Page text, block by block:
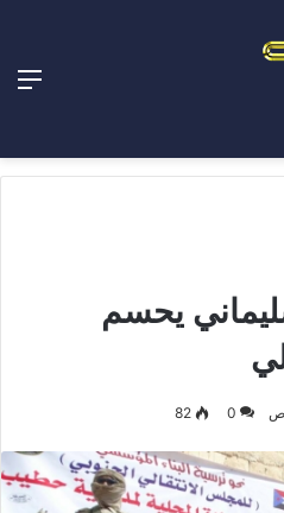
يحسم
0
82